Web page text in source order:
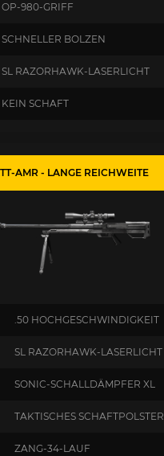
OP-980-GRIFF
SCHNELLER BOLZEN
SL RAZORHAWK-LASERLICHT
KEIN SCHAFT
AMR - LANGE REICHWEITE
.50 HOCHGESCHWINDIGKEIT
SL RAZORHAWK-LASERLICHT
SONIC-SCHALLDÄMPFER XL
TAKTISCHES SCHAFTPOLSTER
ZANG-34-LAUF